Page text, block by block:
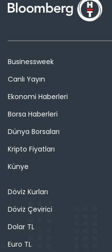
Businessweek
Canlı Yayın
Ekonomi Haberleri
Borsa Haberleri
Dünya Borsaları
Kripto Fiyatları
Künye
Döviz Kurları
Döviz Çevirici
Dolar TL
Euro TL